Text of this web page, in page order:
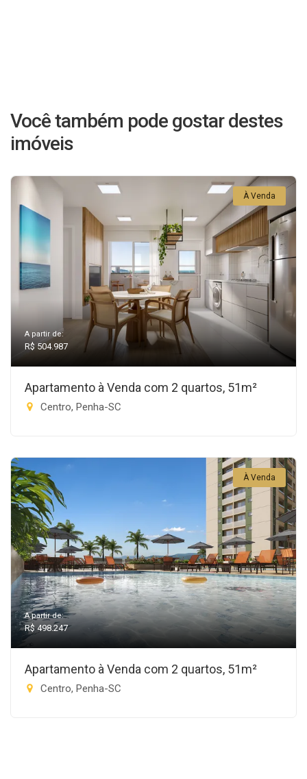
Você também pode gostar destes
imóveis
À Venda
A partir de:
R$ 504.987
Apartamento à Venda com 2 quartos, 51m²
Centro, Penha-SC
À Venda
A partir de:
R$ 498.247
Apartamento à Venda com 2 quartos, 51m²
Centro, Penha-SC